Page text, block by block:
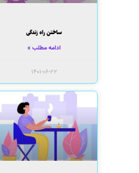
ساختن راه زندگی
ادامه مطلب »
۱۴۰۱-۰۶-۲۲